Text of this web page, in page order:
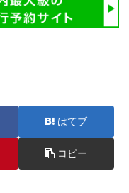
はてブ
コピー